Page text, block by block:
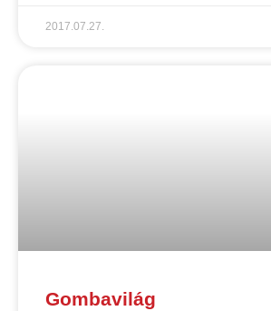
2017.07.27.
Gombavilág